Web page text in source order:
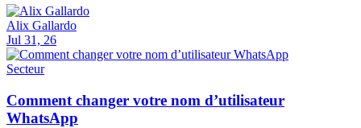
Alix Gallardo
Jul 31, 26
Secteur
Comment changer votre nom d’utilisateur
WhatsApp